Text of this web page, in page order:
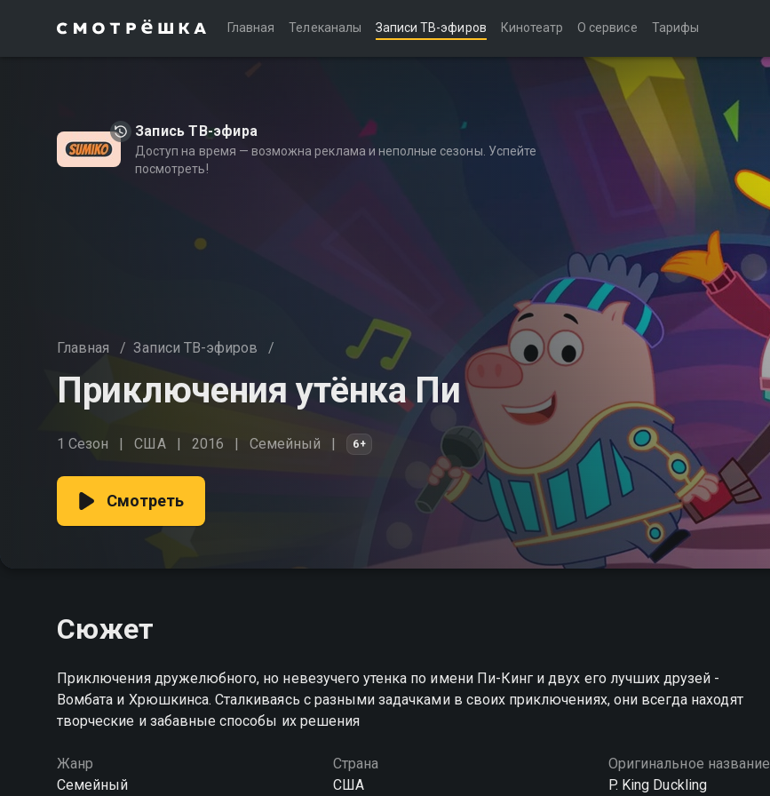
Главная Телеканалы Записи ТВ-эфиров Кинотеатр О сервисе Тарифы
Запись ТВ-эфира
Доступ на время — возможна реклама и неполные сезоны. Успейте
посмотреть!
Главная / Записи ТВ-эфиров /
Приключения утёнка Пи
1 Сезон США 2016 Cемейный 6+
Смотреть
Сюжет
Приключения дружелюбного, но невезучего утенка по имени Пи-Кинг и двух его лучших друзей -
Вомбата и Хрюшкинса. Сталкиваясь с разными задачками в своих приключениях, они всегда находят
творческие и забавные способы их решения
Жанр
Cемейный
Страна
США
Оригинальное название
P. King Duckling